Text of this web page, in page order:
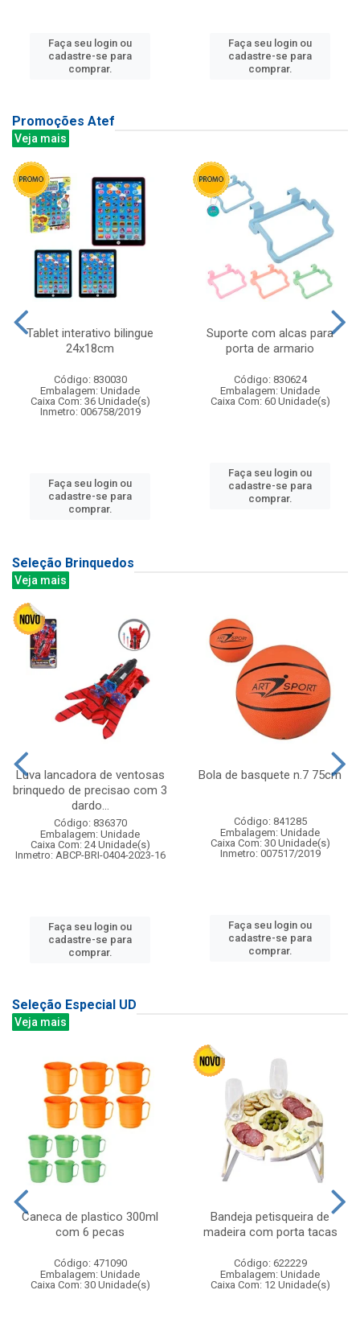
Faça seu login ou
cadastre-se para
comprar.
Faça seu login ou
cadastre-se para
comprar.
Promoções Atef
Veja mais
Tablet interativo bilingue
24x18cm
Código: 830030
Embalagem: Unidade
Caixa Com: 36 Unidade(s)
Inmetro: 006758/2019
Faça seu login ou
cadastre-se para
comprar.
Suporte com alcas para
porta de armario
Código: 830624
Embalagem: Unidade
Caixa Com: 60 Unidade(s)
Faça seu login ou
cadastre-se para
comprar.
Seleção Brinquedos
Veja mais
Luva lancadora de ventosas
brinquedo de precisao com 3
dardo...
Código: 836370
Embalagem: Unidade
Caixa Com: 24 Unidade(s)
Inmetro: ABCP-BRI-0404-2023-16
Faça seu login ou
cadastre-se para
comprar.
Bola de basquete n.7 75cm
Código: 841285
Embalagem: Unidade
Caixa Com: 30 Unidade(s)
Inmetro: 007517/2019
Faça seu login ou
cadastre-se para
comprar.
Seleção Especial UD
Veja mais
Caneca de plastico 300ml
com 6 pecas
Código: 471090
Embalagem: Unidade
Caixa Com: 30 Unidade(s)
Bandeja petisqueira de
madeira com porta tacas
Código: 622229
Embalagem: Unidade
Caixa Com: 12 Unidade(s)